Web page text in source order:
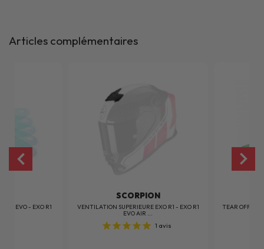
Articles complémentaires
R1 EVO - EXO R1
SCORPION
VENTILATION SUPERIEURE EXO R1 - EXO R1
EVO AIR ...
1 avis
TEAR OFF